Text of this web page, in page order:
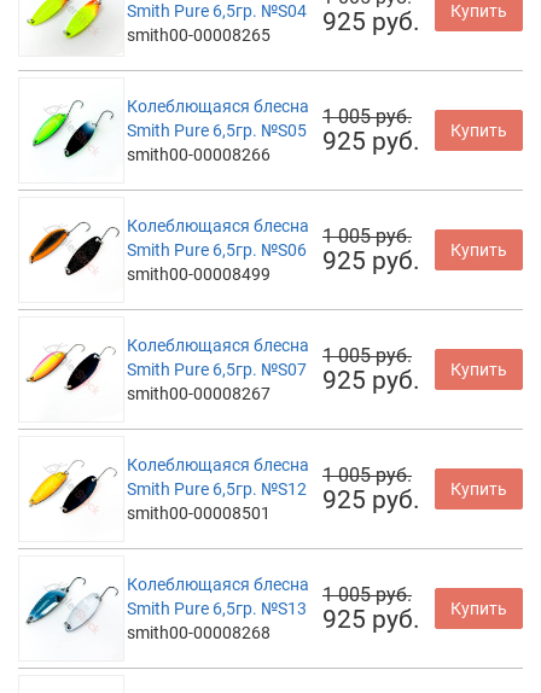
Smith Pure 6,5гр. №S04
smith00-00008265
925 руб. Купить
Колеблющаяся блесна
Smith Pure 6,5гр. №S05
smith00-00008266
1 005 руб.
925 руб. Купить
Колеблющаяся блесна
Smith Pure 6,5гр. №S06
smith00-00008499
1 005 руб.
925 руб. Купить
Колеблющаяся блесна
Smith Pure 6,5гр. №S07
smith00-00008267
1 005 руб.
925 руб. Купить
Колеблющаяся блесна
Smith Pure 6,5гр. №S12
smith00-00008501
1 005 руб.
925 руб. Купить
Колеблющаяся блесна
Smith Pure 6,5гр. №S13
smith00-00008268
1 005 руб.
925 руб. Купить